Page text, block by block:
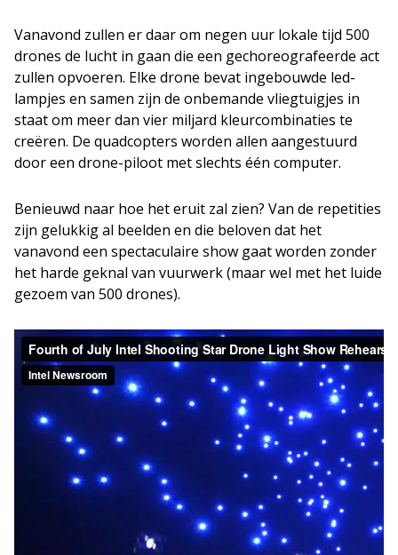
Vanavond zullen er daar om negen uur lokale tijd 500
drones de lucht in gaan die een gechoreografeerde act
zullen opvoeren. Elke drone bevat ingebouwde led-
lampjes en samen zijn de onbemande vliegtuigjes in
staat om meer dan vier miljard kleurcombinaties te
creëren. De quadcopters worden allen aangestuurd
door een drone-piloot met slechts één computer.
Benieuwd naar hoe het eruit zal zien? Van de repetities
zijn gelukkig al beelden en die beloven dat het
vanavond een spectaculaire show gaat worden zonder
het harde geknal van vuurwerk (maar wel met het luide
gezoem van 500 drones).